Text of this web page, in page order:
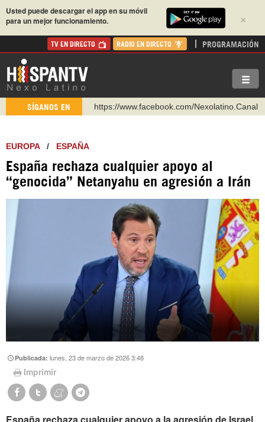
×
Usted puede descargar el app en su móvil
para un mejor funcionamiento.
TV EN DIRECTO RADIO EN DIRECTO PROGRAMACIÓN
SÍGANOS EN
https://www.facebook.com/Nexolatino.Canal
https://t.me/hispantvcanal
https://urmedium.com/c/hispantv
Instagram como: hispan_tv
EUROPA/ ESPAÑA
España rechaza cualquier apoyo al
“genocida” Netanyahu en agresión a Irán
Publicada:lunes, 23 de marzo de 2026 3:48
Imprimir